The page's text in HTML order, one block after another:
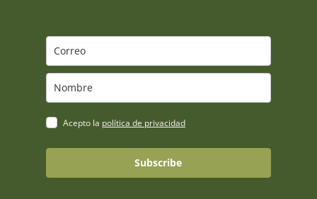
Acepto la política de privacidad
Subscribe